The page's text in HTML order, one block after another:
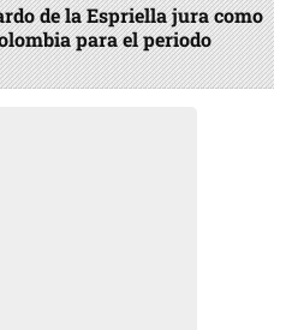
de la Espriella jura como
para el periodo